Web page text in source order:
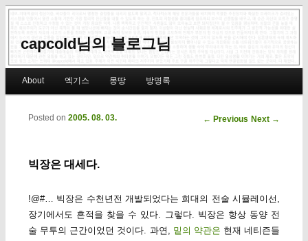
capcold님의 블로그님
Skip to primary content
Skip to secondary content
About 엑기스 몽땅 방명록
Post navigation
← Previous Next →
빅장은 대세다.
Posted on 2005. 08. 03.
!@#… 빅장은 수천년전 개발되었다는 희대의 전술 시뮬레이선,
장기에서도 흔적을 찾을 수 있다. 그렇다. 빅장은 항상 동양 전
술 무투의 근간이었던 것이다. 과연, 밑의 약관은 현재 네티즌들